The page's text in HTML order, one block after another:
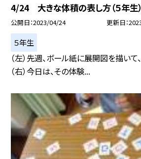
4/24 大きな体積の表し方（５年生）
公開日 2023/04/24 更新日
５年生
（左）先週、ボール紙に展開図を描いて
（右）今日は、その体験...